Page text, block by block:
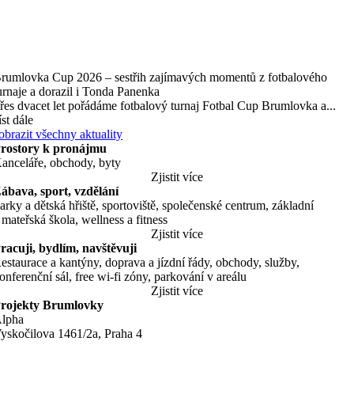
Cup 2026 – sestřih zajímavých momentů z fotbalového
a dorazil i Tonda Panenka
dvacet let pořádáme fotbalový turnaj Fotbal Cup Brumlovka a...
dále
všechny aktuality
k pronájmu
obchody, byty
Zjistit více
sport, vzdělání
a dětská hřiště, sportoviště, společenské centrum, základní
škola, wellness a fitness
Zjistit více
bydlím, navštěvuji
a kantýny, doprava a jízdní řády, obchody, služby,
sál, free wi-fi zóny, parkování v areálu
Zjistit více
Brumlovky
1461/2a, Praha 4